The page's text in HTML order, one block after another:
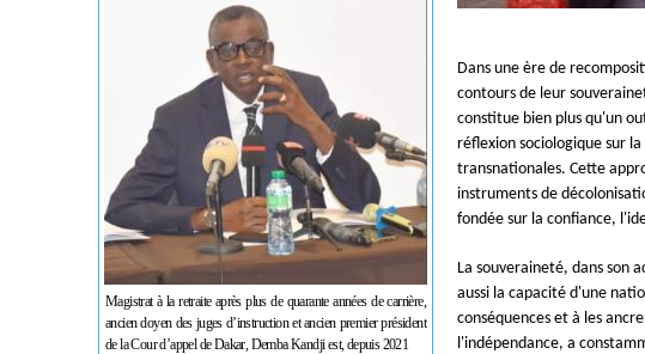
Magistrat à la retraite après plus de quarante années de carrière,
ancien doyen des juges d’instruction et ancien premier président
de la Cour d’appel de Dakar, Demba Kandji est, depuis 2021
Dans une ère de
contours de leur
constitue bien plus qu'un
réflexion sociologique sur
transnationales. Cette
instruments de
fondée sur la confiance,
La souveraineté, dans son
aussi la capacité d'une
conséquences et à les
l'indépendance, a